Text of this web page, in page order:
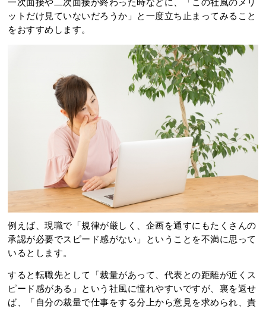
一次面接や二次面接が終わった時などに、「この社風のメリ
ットだけ見ていないだろうか」と一度立ち止まってみること
をおすすめします。
例えば、現職で「規律が厳しく、企画を通すにもたくさんの
承認が必要でスピード感がない」ということを不満に思って
いるとします。
すると転職先として「裁量があって、代表との距離が近くス
ピード感がある」という社風に憧れやすいですが、裏を返せ
ば、「自分の裁量で仕事をする分上から意見を求められ、責